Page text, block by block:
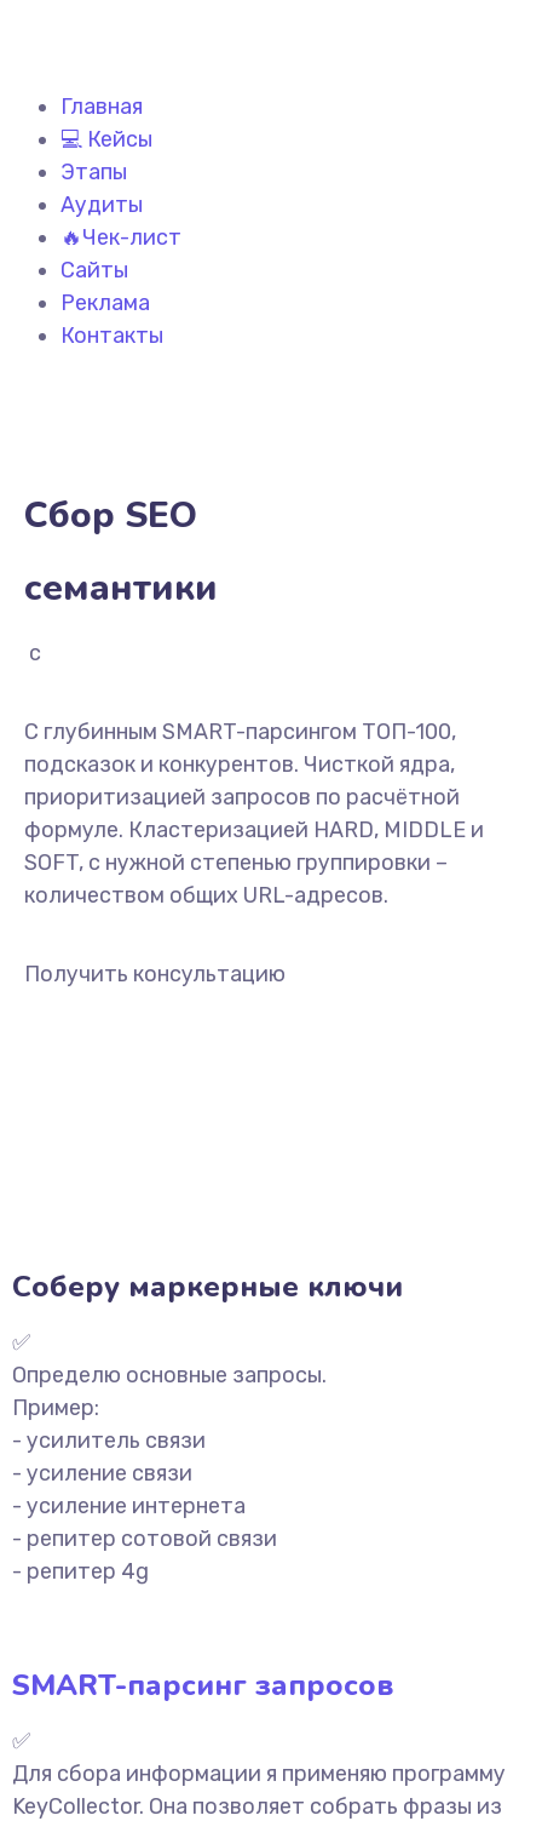
Главная
💻 Кейсы
Этапы
Аудиты
🔥Чек-лист
Сайты
Реклама
Контакты
Сбор SEO
семантики
с гаранти
С глубинным SMART-парсингом ТОП-100,
подсказок и конкурентов. Чисткой ядра,
приоритизацией запросов по расчётной
формуле. Кластеризацией HARD, MIDDLE и
SOFT, с нужной степенью группировки –
количеством общих URL-адресов.
Получить консультацию
Соберу маркерные ключи
✅
Определю основные запросы.
Пример:
- усилитель связи
- усиление связи
- усиление интернета
- репитер сотовой связи
- репитер 4g
SMART-парсинг запросов
✅
Для сбора информации я применяю программу
KeyCollector. Она позволяет собрать фразы из